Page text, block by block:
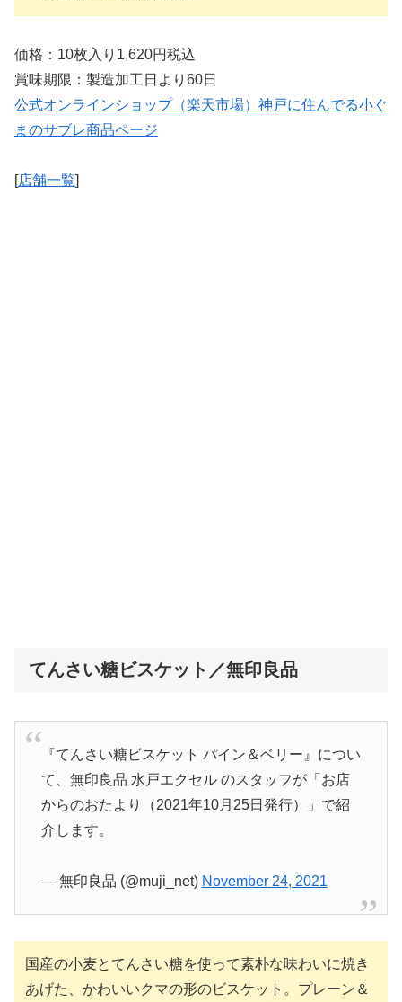
価格：10枚入り1,620円税込
賞味期限：製造加工日より60日
公式オンラインショップ（楽天市場）神戸に住んでる小ぐ
まのサブレ商品ページ
[店舗一覧]
てんさい糖ビスケット／無印良品
『てんさい糖ビスケット パイン＆ベリー』につい
て、無印良品 水戸エクセル のスタッフが「お店
からのおたより（2021年10月25日発行）」で紹
介します。
— 無印良品 (@muji_net) November 24, 2021
国産の小麦とてんさい糖を使って素朴な味わいに焼き
あげた、かわいいクマの形のビスケット。プレーン＆